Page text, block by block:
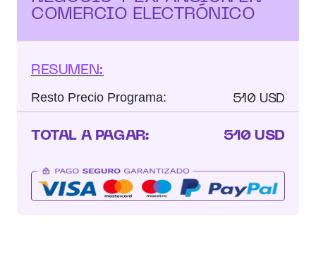
COMERCIO ELECTRÓNICO
RESUMEN:
Resto Precio Programa: 510 USD
TOTAL A PAGAR: 510 USD